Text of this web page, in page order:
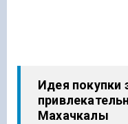
Идея покупки
Махачкалы